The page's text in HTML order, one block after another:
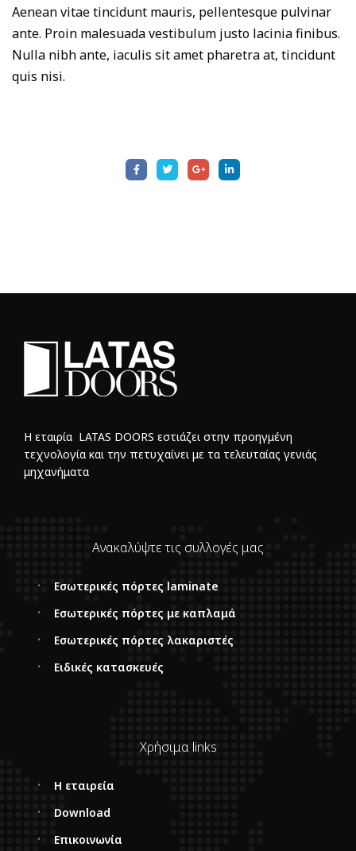
Aenean vitae tincidunt mauris, pellentesque pulvinar
ante. Proin malesuada vestibulum justo lacinia finibus.
Nulla nibh ante, iaculis sit amet pharetra at, tincidunt
quis nisi.
Η εταιρία LATAS DOORS εστιάζει στην προηγμένη
τεχνολογία και την πετυχαίνει με τα τελευταίας γενιάς
μηχανήματα
Ανακαλύψτε τις συλλογές μας
Εσωτερικές πόρτες laminate
Εσωτερικές πόρτες με καπλαμά
Εσωτερικές πόρτες λακαριστές
Ειδικές κατασκευές
Χρήσιμα links
Η εταιρεία
Download
Επικοινωνία